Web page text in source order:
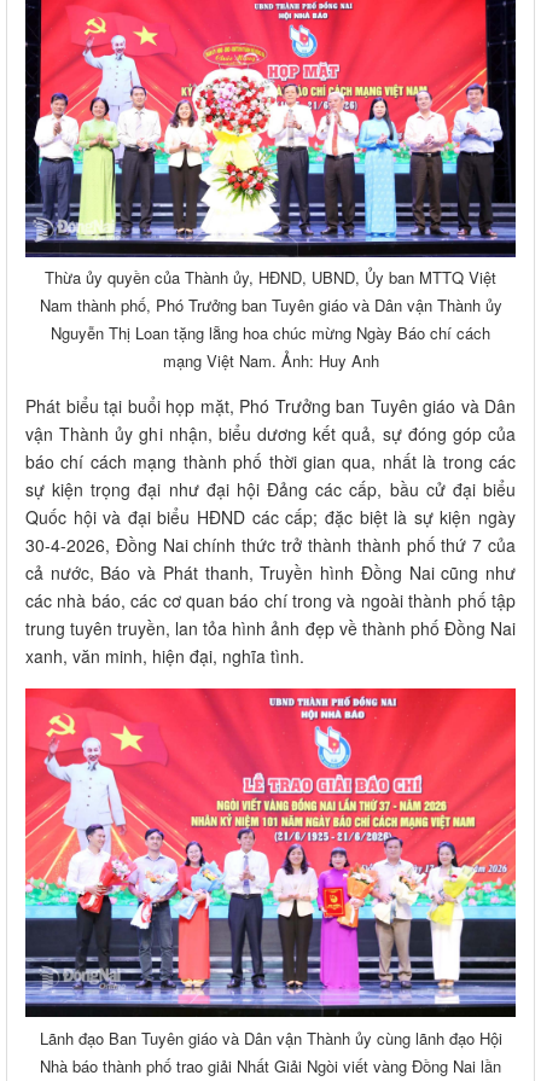
Thừa ủy quyền của Thành ủy, HĐND, UBND, Ủy ban MTTQ Việt
Nam thành phố, Phó Trưởng ban Tuyên giáo và Dân vận Thành ủy
Nguyễn Thị Loan tặng lẵng hoa chúc mừng Ngày Báo chí cách
mạng Việt Nam. Ảnh: Huy Anh
Phát biểu tại buổi họp mặt, Phó Trưởng ban Tuyên giáo và Dân
vận Thành ủy ghi nhận, biểu dương kết quả, sự đóng góp của
báo chí cách mạng thành phố thời gian qua, nhất là trong các
sự kiện trọng đại như đại hội Đảng các cấp, bầu cử đại biểu
Quốc hội và đại biểu HĐND các cấp; đặc biệt là sự kiện ngày
30-4-2026, Đồng Nai chính thức trở thành thành phố thứ 7 của
cả nước, Báo và Phát thanh, Truyền hình Đồng Nai cũng như
các nhà báo, các cơ quan báo chí trong và ngoài thành phố tập
trung tuyên truyền, lan tỏa hình ảnh đẹp về thành phố Đồng Nai
xanh, văn minh, hiện đại, nghĩa tình.
Lãnh đạo Ban Tuyên giáo và Dân vận Thành ủy cùng lãnh đạo Hội
Nhà báo thành phố trao giải Nhất Giải Ngòi viết vàng Đồng Nai lần